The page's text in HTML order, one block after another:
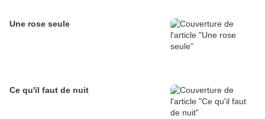
Une rose seule
Ce qu'il faut de nuit